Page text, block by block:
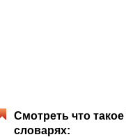
Смотреть что
словарях: